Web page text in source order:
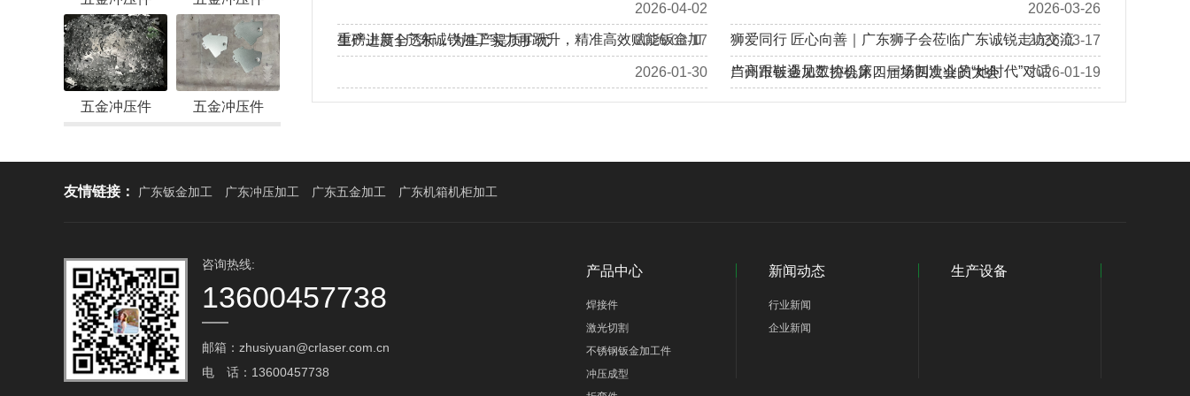
五金冲压件 五金冲压件
2026-04-02
重磅上新 | 广东诚锐加工实力再跃升，精准高效赋能钣金加
2026-03-26
狮爱同行 匠心向善｜广东狮子会莅临广东诚锐走访交流
2026-03-17
生产进度全透析，为生产提质扩优 2026-03-17
当高跟鞋遇见数控机床：一场制造业的“她时代”对话
2026-01-30
热烈欢迎加拿大客户Eric、Alan莅临我司工厂回访考察
2026-01-19
广州市钣金加工协会第四届第四次会员大会
友情链接： 广东钣金加工 广东冲压加工 广东五金加工 广东机箱机柜加工
咨询热线:
13600457738
邮箱：zhusiyuan@crlaser.com.cn‬
电 话：13600457738
产品中心
焊接件
激光切割
不锈钢钣金加工件
冲压成型
新闻动态
行业新闻
企业新闻
生产设备